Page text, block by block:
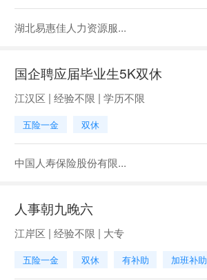
湖北易惠佳人力资源服...
国企聘应届毕业生5K双休
江汉区 | 经验不限 | 学历不限
五险一金 双休
中国人寿保险股份有限...
人事朝九晚六
江岸区 | 经验不限 | 大专
五险一金 双休 有补助 加班补助